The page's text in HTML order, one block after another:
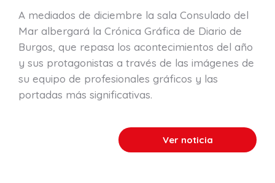
A mediados de diciembre la sala Consulado del
Mar albergará la Crónica Gráfica de Diario de
Burgos, que repasa los acontecimientos del año
y sus protagonistas a través de las imágenes de
su equipo de profesionales gráficos y las
portadas más significativas.
Ver noticia